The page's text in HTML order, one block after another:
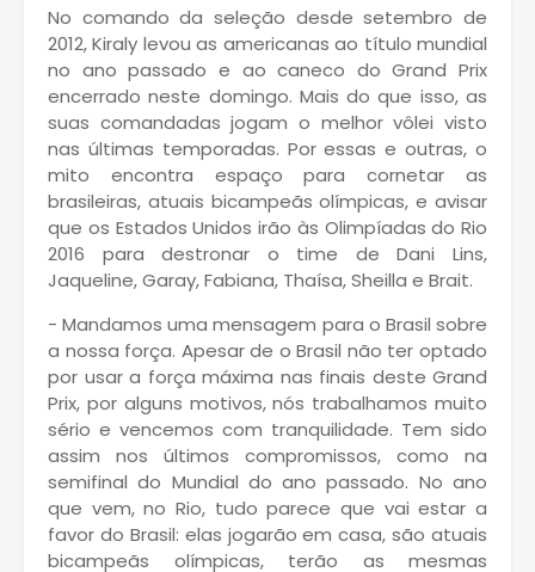
No comando da seleção desde setembro de
2012, Kiraly levou as americanas ao título mundial
no ano passado e ao caneco do Grand Prix
encerrado neste domingo. Mais do que isso, as
suas comandadas jogam o melhor vôlei visto
nas últimas temporadas. Por essas e outras, o
mito encontra espaço para cornetar as
brasileiras, atuais bicampeãs olímpicas, e avisar
que os Estados Unidos irão às Olimpíadas do Rio
2016 para destronar o time de Dani Lins,
Jaqueline, Garay, Fabiana, Thaísa, Sheilla e Brait.
- Mandamos uma mensagem para o Brasil sobre
a nossa força. Apesar de o Brasil não ter optado
por usar a força máxima nas finais deste Grand
Prix, por alguns motivos, nós trabalhamos muito
sério e vencemos com tranquilidade. Tem sido
assim nos últimos compromissos, como na
semifinal do Mundial do ano passado. No ano
que vem, no Rio, tudo parece que vai estar a
favor do Brasil: elas jogarão em casa, são atuais
bicampeãs olímpicas, terão as mesmas